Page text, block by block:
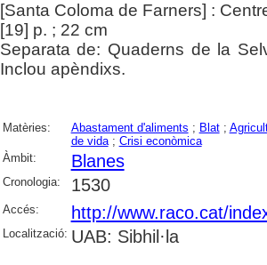
[Santa Coloma de Farners] :
[19] p. ; 22 cm
Separata de: Quaderns de la
Inclou apèndixs.
Matèries: Abastament d'aliments ; Blat;
de vida; Crisi econòmica
Àmbit:
Blanes
Cronologia: 1530
Accés: http://www.raco.cat/
Localització: UAB: Sibhil·la